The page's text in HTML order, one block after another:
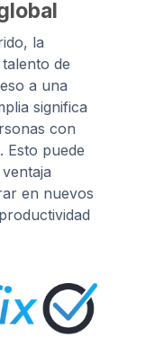
la
de
a una
significa
con
Esto puede
en nuevos